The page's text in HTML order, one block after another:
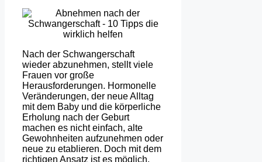
Nach der Schwangerschaft
wieder abzunehmen, stellt viele
Frauen vor große
Herausforderungen. Hormonelle
Veränderungen, der neue Alltag
mit dem Baby und die körperliche
Erholung nach der Geburt
machen es nicht einfach, alte
Gewohnheiten aufzunehmen oder
neue zu etablieren. Doch mit dem
richtigen Ansatz ist es möglich,